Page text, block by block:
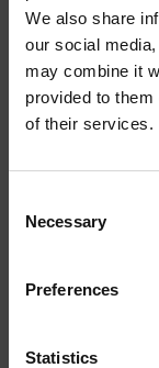
We also share
our social
may combine it
provided to
of their services.
Selection
Necessary
Preferences
Statistics
22/02/2016
Resta